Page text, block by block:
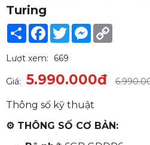
Turing
Share Facebook
TwitterMessenger
Lượt xem:
669
Giá: 5.990.000đ
Thông số kỹ thuật
⚙ THÔNG SỐ CƠ BẢN: